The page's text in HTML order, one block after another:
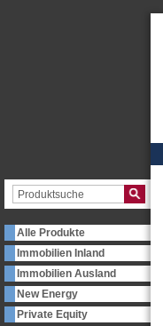
Alle Produkte
Immobilien Inland
Immobilien Ausland
New Energy
Private Equity